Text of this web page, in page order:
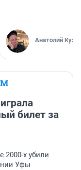
Анатолий
билет за
2000-х убили
Уфы